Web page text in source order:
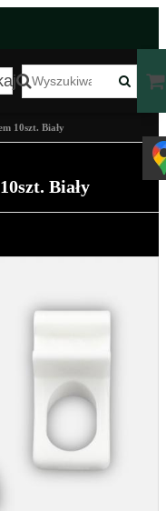
10szt. Biały
Biały